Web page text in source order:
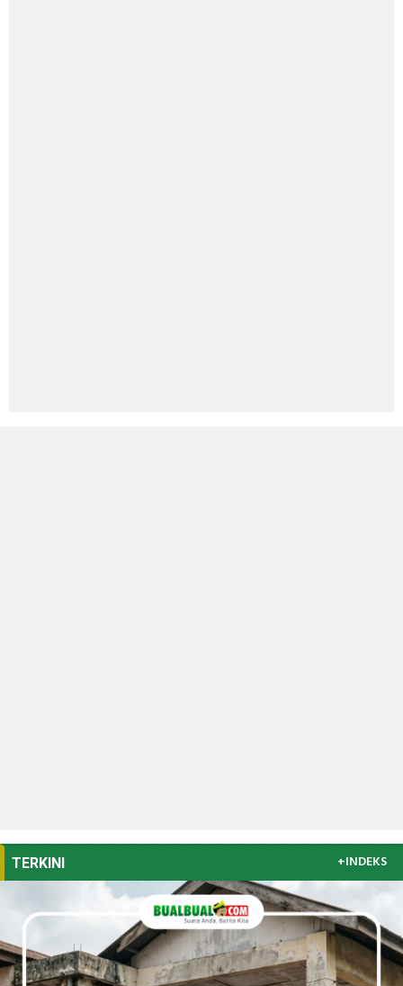
TERKINI +INDEKS